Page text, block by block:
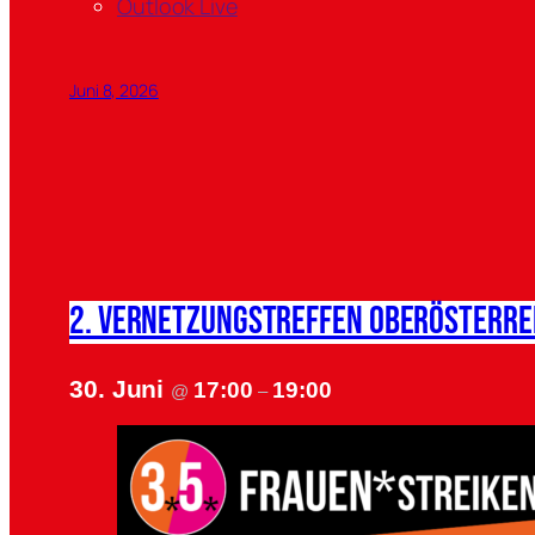
Outlook Live
Juni 8, 2026
2. Vernetzungstreffen
30. Juni @ 17:00– 19:00